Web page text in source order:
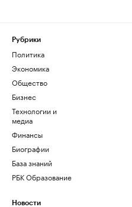
Рубрики
Политика
Экономика
Общество
Бизнес
Технологии и
медиа
Финансы
Биографии
База знаний
РБК Образование
Новости